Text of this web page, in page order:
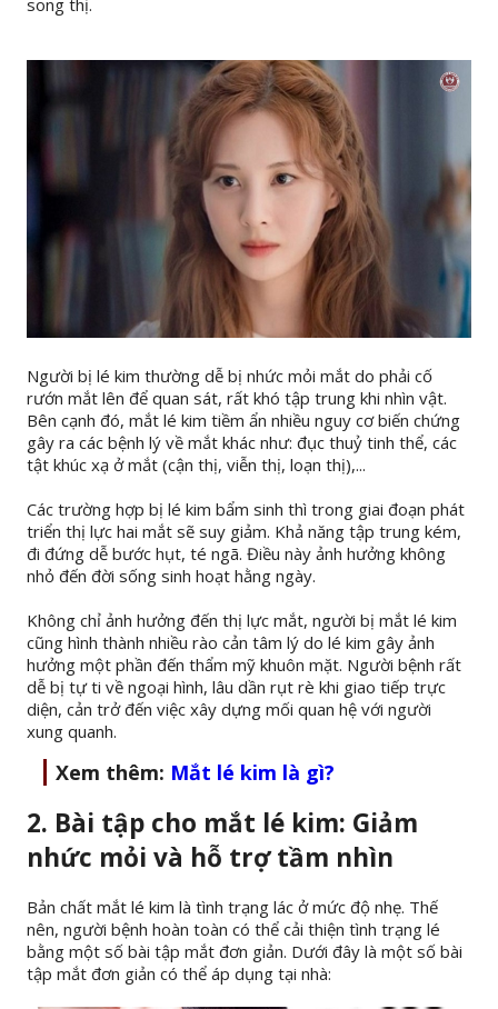
Người bị lé kim thường dễ bị nhức mỏi mắt do phải cố
rướn mắt lên để quan sát, rất khó tập trung khi nhìn vật.
Bên cạnh đó, mắt lé kim tiềm ẩn nhiều nguy cơ biến chứng
gây ra các bệnh lý về mắt khác như: đục thuỷ tinh thể, các
tật khúc xạ ở mắt (cận thị, viễn thị, loạn thị),...
Các trường hợp bị lé kim bẩm sinh thì trong giai đoạn phát
triển thị lực hai mắt sẽ suy giảm. Khả năng tập trung kém,
đi đứng dễ bước hụt, té ngã. Điều này ảnh hưởng không
nhỏ đến đời sống sinh hoạt hằng ngày.
Không chỉ ảnh hưởng đến thị lực mắt, người bị mắt lé kim
cũng hình thành nhiều rào cản tâm lý do lé kim gây ảnh
hưởng một phần đến thẩm mỹ khuôn mặt. Người bệnh rất
dễ bị tự ti về ngoại hình, lâu dần rụt rè khi giao tiếp trực
diện, cản trở đến việc xây dựng mối quan hệ với người
xung quanh.
Xem thêm: Mắt lé kim là gì?
2. Bài tập cho mắt lé kim: Giảm
nhức mỏi và hỗ trợ tầm nhìn
Bản chất mắt lé kim là tình trạng lác ở mức độ nhẹ. Thế
nên, người bệnh hoàn toàn có thể cải thiện tình trạng lé
bằng một số bài tập mắt đơn giản. Dưới đây là một số bài
tập mắt đơn giản có thể áp dụng tại nhà: